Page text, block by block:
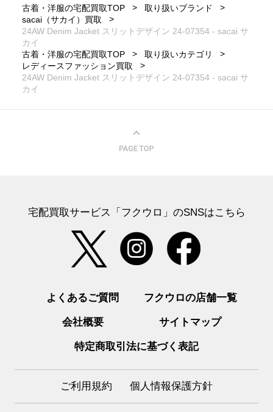
古着・洋服の宅配買取TOP
取り扱いブランド
sacai（サカイ）買取
24AW Denim Jacket スリットデザイン 24-07354 - sacai サ
カイ
古着・洋服の宅配買取TOP
取り扱いカテゴリ
レディースファッション買取
24AW Denim Jacket スリットデザイン 24-07354 - sacai サ
カイ
宅配買取サービス「フクウロ」のSNSはこちら
よくあるご質問 フクウロの店舗一覧
会社概要 サイトマップ
特定商取引法に基づく表記
ご利用規約 個人情報保護方針